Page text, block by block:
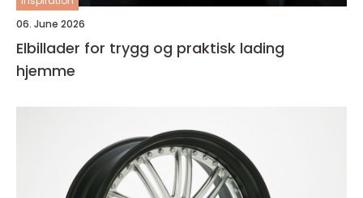
06. June 2026
Elbillader for trygg og praktisk lading
hjemme